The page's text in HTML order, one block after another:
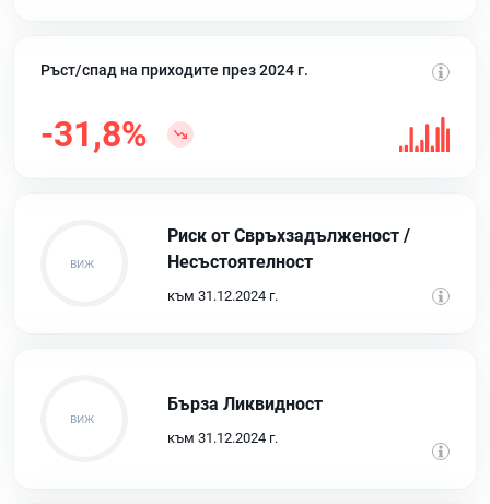
Ръст/спад на приходите през 2024 г.
-31,8%
Риск от Свръхзадълженост /
Несъстоятелност
към 31.12.2024 г.
Бърза Ликвидност
към 31.12.2024 г.